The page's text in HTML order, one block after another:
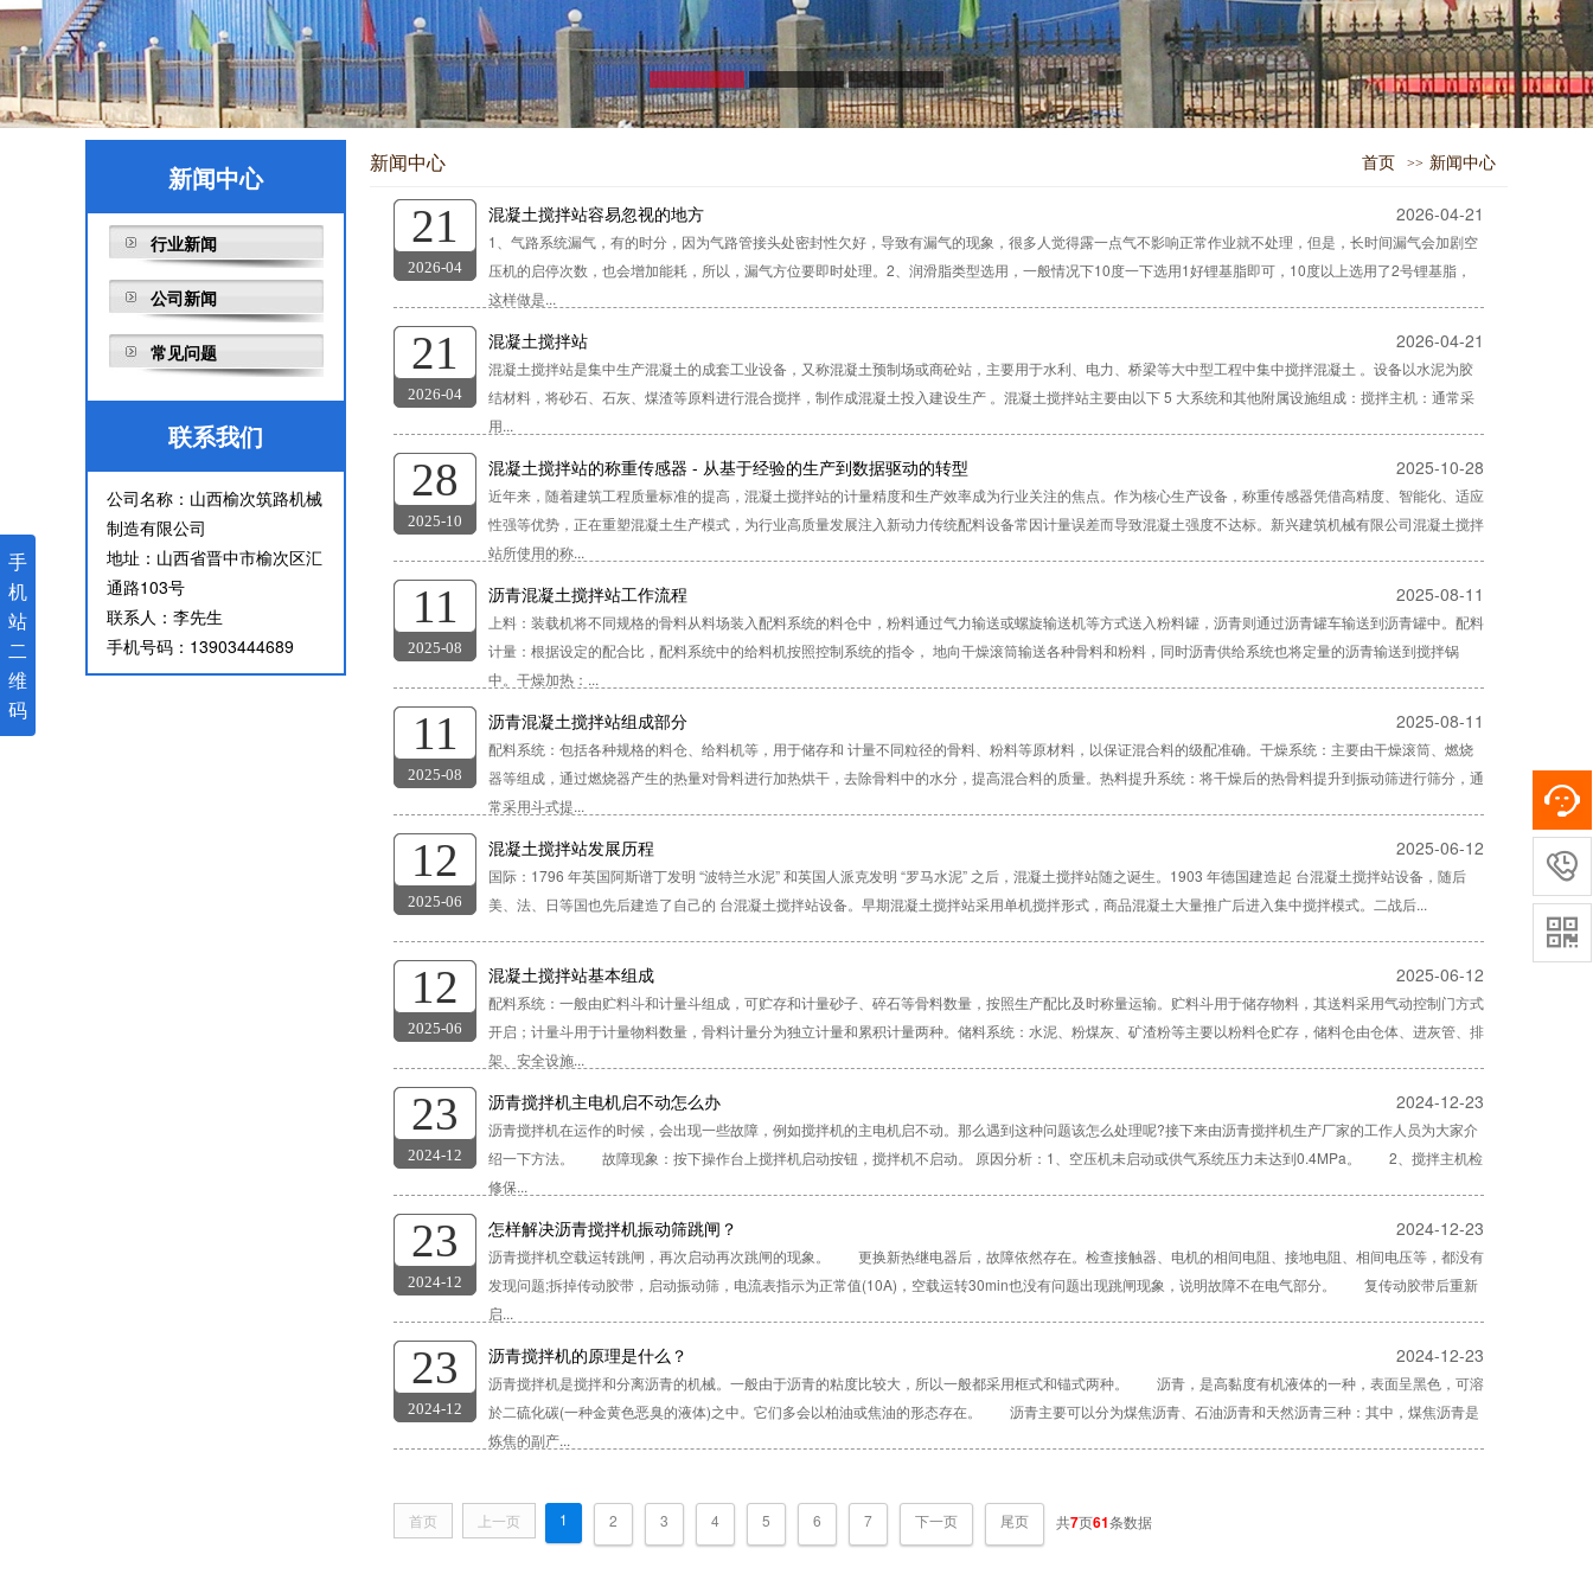
新闻中心
行业新闻
公司新闻
常见问题
联系我们
公司名称：山西榆次筑路机械
制造有限公司
地址：山西省晋中市榆次区汇
通路103号
联系人：李先生
手机号码：13903444689
新闻中心 首页 >> 新闻中心
21
2026-04
混凝土搅拌站容易忽视的地方 2026-04-21
1、气路系统漏气，有的时分，因为气路管接头处密封性欠好，导致有漏气的现象，很多人觉得露一点气不影响正常作业就不处理，但是，长时间漏气会加剧空
压机的启停次数，也会增加能耗，所以，漏气方位要即时处理。2、润滑脂类型选用，一般情况下10度一下选用1好锂基脂即可，10度以上选用了2号锂基脂，
这样做是...
21
2026-04
混凝土搅拌站 2026-04-21
混凝土搅拌站是集中生产混凝土的成套工业设备，又称混凝土预制场或商砼站，主要用于水利、电力、桥梁等大中型工程中集中搅拌混凝土 。设备以水泥为胶
结材料，将砂石、石灰、煤渣等原料进行混合搅拌，制作成混凝土投入建设生产 。‌混凝土搅拌站主要由以下 5 大系统和其他附属设施组成：‌搅拌主机‌：通常采
用...
28
2025-10
混凝土搅拌站的称重传感器 - 从基于经验的生产到数据驱动的转型 2025-10-28
近年来，随着建筑工程质量标准的提高，混凝土搅拌站的计量精度和生产效率成为行业关注的焦点。作为核心生产设备，称重传感器凭借高精度、智能化、适应
性强等优势，正在重塑混凝土生产模式，为行业高质量发展注入新动力传统配料设备常因计量误差而导致混凝土强度不达标。新兴建筑机械有限公司混凝土搅拌
站所使用的称...
11
2025-08
沥青混凝土搅拌站工作流程 2025-08-11
上料：装载机将不同规格的骨料从料场装入配料系统的料仓中，粉料通过气力输送或螺旋输送机等方式送入粉料罐，沥青则通过沥青罐车输送到沥青罐中。配料
计量：根据设定的配合比，配料系统中的给料机按照控制系统的指令， 地向干燥滚筒输送各种骨料和粉料，同时沥青供给系统也将定量的沥青输送到搅拌锅
中。干燥加热：...
11
2025-08
沥青混凝土搅拌站组成部分 2025-08-11
配料系统：包括各种规格的料仓、给料机等，用于储存和 计量不同粒径的骨料、粉料等原材料，以保证混合料的级配准确。干燥系统：主要由干燥滚筒、燃烧
器等组成，通过燃烧器产生的热量对骨料进行加热烘干，去除骨料中的水分，提高混合料的质量。热料提升系统：将干燥后的热骨料提升到振动筛进行筛分，通
常采用斗式提...
12
2025-06
混凝土搅拌站发展历程 2025-06-12
国际：1796 年英国阿斯谱丁发明 “波特兰水泥” 和英国人派克发明 “罗马水泥” 之后，混凝土搅拌站随之诞生。1903 年德国建造起 台混凝土搅拌站设备，随后
美、法、日等国也先后建造了自己的 台混凝土搅拌站设备。早期混凝土搅拌站采用单机搅拌形式，商品混凝土大量推广后进入集中搅拌模式。二战后...
12
2025-06
混凝土搅拌站基本组成 2025-06-12
配料系统：一般由贮料斗和计量斗组成，可贮存和计量砂子、碎石等骨料数量，按照生产配比及时称量运输。贮料斗用于储存物料，其送料采用气动控制门方式
开启；计量斗用于计量物料数量，骨料计量分为独立计量和累积计量两种。储料系统：水泥、粉煤灰、矿渣粉等主要以粉料仓贮存，储料仓由仓体、进灰管、排
架、安全设施...
23
2024-12
沥青搅拌机主电机启不动怎么办 2024-12-23
沥青搅拌机在运作的时候，会出现一些故障，例如搅拌机的主电机启不动。那么遇到这种问题该怎么处理呢?接下来由沥青搅拌机生产厂家的工作人员为大家介
绍一下方法。 故障现象：按下操作台上搅拌机启动按钮，搅拌机不启动。 原因分析：1、空压机未启动或供气系统压力未达到0.4MPa。 2、搅拌主机检
修保...
23
2024-12
怎样解决沥青搅拌机振动筛跳闸？ 2024-12-23
沥青搅拌机空载运转跳闸，再次启动再次跳闸的现象。 更换新热继电器后，故障依然存在。检查接触器、电机的相间电阻、接地电阻、相间电压等，都没有
发现问题;拆掉传动胶带，启动振动筛，电流表指示为正常值(10A)，空载运转30min也没有问题出现跳闸现象，说明故障不在电气部分。 复传动胶带后重新
启...
23
2024-12
沥青搅拌机的原理是什么？ 2024-12-23
沥青搅拌机是搅拌和分离沥青的机械。一般由于沥青的粘度比较大，所以一般都采用框式和锚式两种。 沥青，是高黏度有机液体的一种，表面呈黑色，可溶
於二硫化碳(一种金黄色恶臭的液体)之中。它们多会以柏油或焦油的形态存在。 沥青主要可以分为煤焦沥青、石油沥青和天然沥青三种：其中，煤焦沥青是
炼焦的副产...
首页 上一页 1 2 3 4 5 6 7 下一页 尾页 共7页61条数据
手
机
站
二
维
码

